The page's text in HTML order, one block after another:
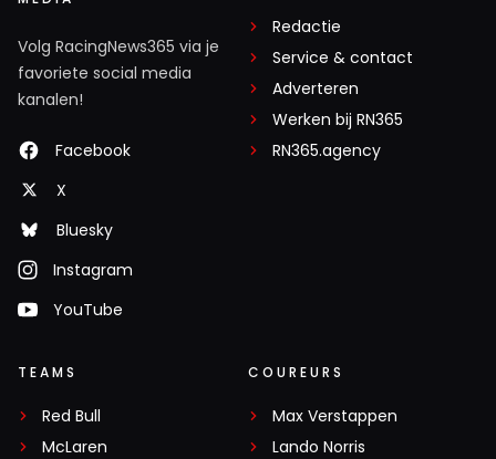
Volg RacingNews365 via je
favoriete social media
kanalen!
Facebook
X
Bluesky
Instagram
YouTube
Redactie
Service & contact
Adverteren
Werken bij RN365
RN365.agency
TEAMS
Red Bull
McLaren
COUREURS
Max Verstappen
Lando Norris